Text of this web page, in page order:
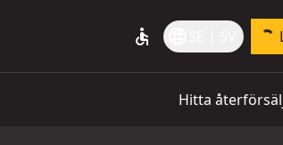
accessible
Hitta